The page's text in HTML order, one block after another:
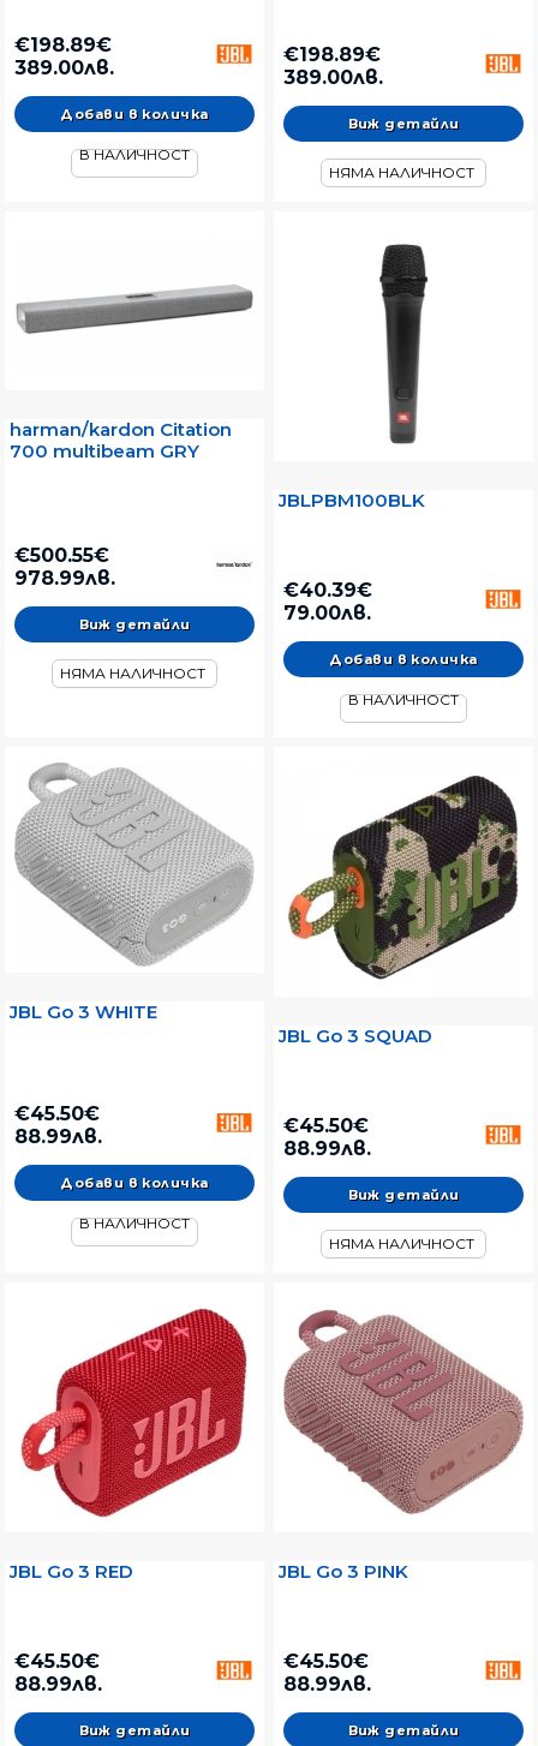
€198.89€
389.00лв.
В НАЛИЧНОСТ
€198.89€
389.00лв.
Виж детайли
НЯМА НАЛИЧНОСТ
harman/kardon Citation
700 multibeam GRY
€500.55€
978.99лв.
Виж детайли
НЯМА НАЛИЧНОСТ
JBLPBM100BLK
€40.39€
79.00лв.
В НАЛИЧНОСТ
JBL Go 3 WHITE
€45.50€
88.99лв.
В НАЛИЧНОСТ
JBL Go 3 SQUAD
€45.50€
88.99лв.
Виж детайли
НЯМА НАЛИЧНОСТ
JBL Go 3 RED
€45.50€
88.99лв.
Виж детайли
JBL Go 3 PINK
€45.50€
88.99лв.
Виж детайли